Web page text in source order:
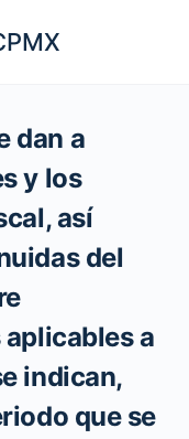
dan a
y los
así
del
a
indican,
que se